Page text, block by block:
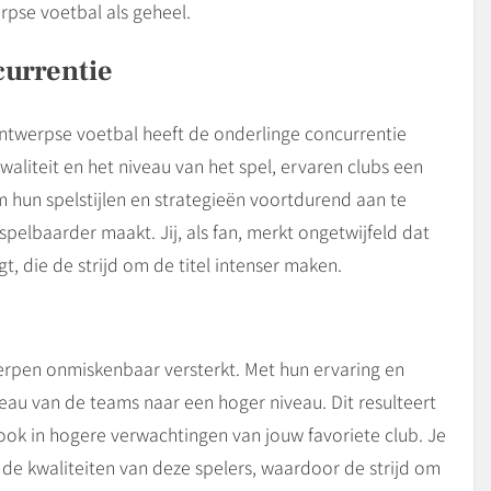
voetbal als geheel.
voetbal heeft de onderlinge concurrentie
en het niveau van het spel, ervaren clubs een
spelstijlen en strategieën voortdurend aan te
maakt. Jij, als fan, merkt ongetwijfeld dat
die de strijd om de titel intenser maken.
onmiskenbaar versterkt. Met hun ervaring en
van de teams naar een hoger niveau. Dit resulteert
in hogere verwachtingen van jouw favoriete club. Je
kwaliteiten van deze spelers, waardoor de strijd om